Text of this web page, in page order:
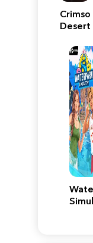
Crimson
Desert